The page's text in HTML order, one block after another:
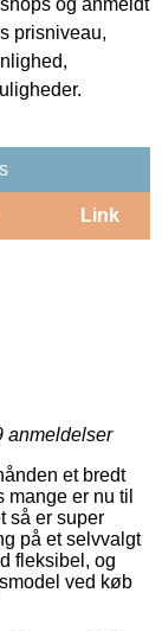
prisniveau,
Link
anmeldelser
et bredt
er nu til
så er super
på et selvvalgt
fleksibel, og
ved køb